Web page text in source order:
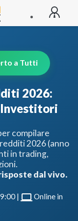
a Tutti
2026:
Investitori
compilare
2026 (anno
in trading,
dal vivo.
| laptop Online in